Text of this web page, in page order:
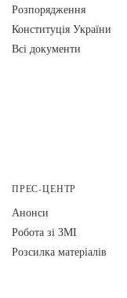
Розпорядження
Конституція України
Всі документи
ПРЕС-ЦЕНТР
Анонси
Робота зі ЗМІ
Розсилка матеріалів